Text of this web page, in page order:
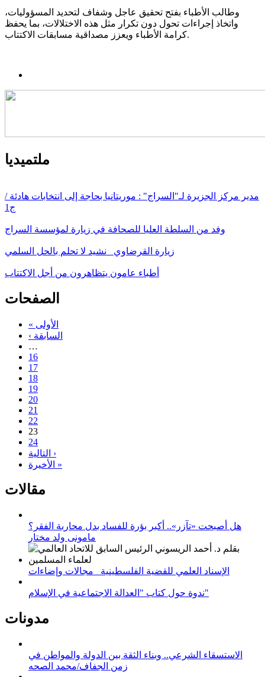
وطالب الأطباء بفتح تحقيق عاجل وشفاف لتحديد المسؤوليات،
واتخاذ إجراءات تحول دون تكرار مثل هذه الاختلالات، بما يحفظ
كرامة الأطباء ويعزز مصداقية مسابقات الاكتتاب.
ملتميديا
مدير مركز الجزيرة لـ"السراج" : موريتانيا بحاجة إلى انتخابات هادئة /
ج1
وفد من السلطة العليا للصحافة في زيارة لمؤسسة السراج
زيارة القرضاوي_ نشيد لا تحلم بالحل السلمي
أطباء عامون يتظاهرون من أجل الاكتتاب
الصفحات
« الأولى
‹ السابقة
…
16
17
18
19
20
21
22
23
24
التالية ›
الأخيرة »
مقالات
هل أصبحت «تآزر».. أكبر بؤرة للفساد بدل محاربة الفقر؟
مامونى ولد مختار
الإسناد العلمي للقضية الفلسطينية_ مجالات وإضاءات
ندوة حول كتاب "العدالة الاجتماعية في الإسلام"
مدونات
الاستسقاء الشرعي.. وبناء الثقة بين الدولة والمواطن في
زمن الجفاف/محمد الصحه